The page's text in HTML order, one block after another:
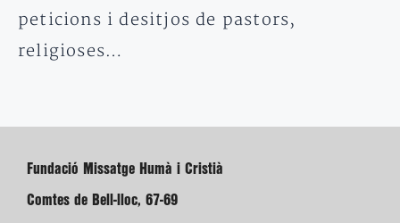
peticions i desitjos de pastors,
religioses…
Fundació Missatge Humà i Cristià
Comtes de Bell-lloc, 67-69